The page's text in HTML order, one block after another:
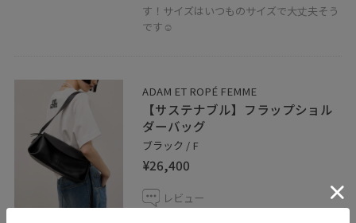
す！サイズはいつものサイズで大丈夫そう
です☺︎
ADAM ET ROPÉ FEMME
【サステナブル】フラップショル
ダーバッグ
ブラック / F
¥26,400
レビュー